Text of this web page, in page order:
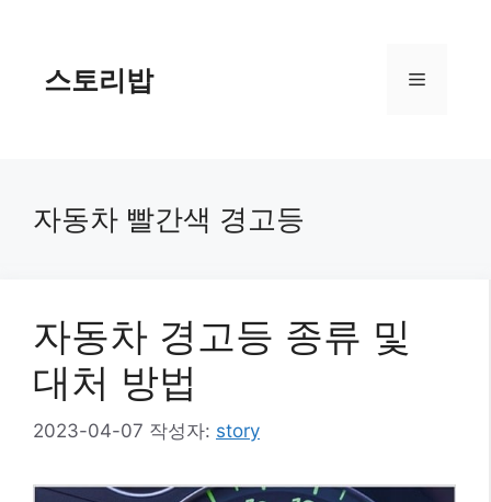
스토리밥 메
자동차 빨간색 경고등
자동차 경고등 종류 및
대처 방법
2023-04-07 작성자: story